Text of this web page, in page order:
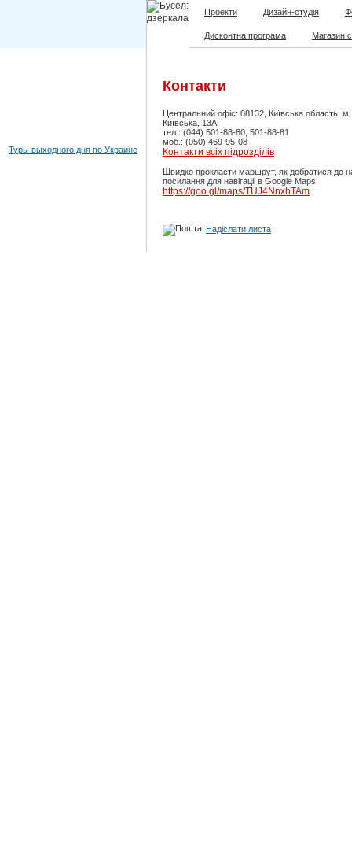
Проекти Дизайн-студія
Дисконтна програма Магазин
Туры выходного дня по Украине
Контакти
Центральний офіс: 08132, Київська область,
Київська, 13А
тел.: (044) 501-88-80, 501-88-81
моб.: (050) 469-95-08
Контакти всіх підрозділів
Швидко прокласти маршрут, як добратися до
посилання для навігаціі в Google Maps
https://goo.gl/maps/TUJ4NnxhTAm
Надіслати листа